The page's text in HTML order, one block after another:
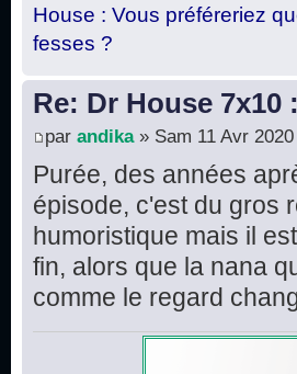
House : Vous préféreriez
fesses ?
Re: Dr House
par andika» Sam 11 Avr
Purée, des années
épisode, c'est du gros
humoristique mais il
fin, alors que la nana
comme le regard